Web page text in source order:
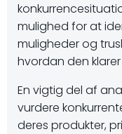
mulighed for at
muligheder og
hvordan den
En vigtig del af
vurdere
deres produkter,